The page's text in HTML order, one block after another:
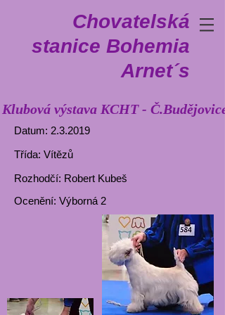
Chovatelská
stanice Bohemia
Arnet´s
Klubová výstava KCHT - Č.Budějovice
Datum: 2.3.2019
Třída: Vítězů
Rozhodčí: Robert Kubeš
Ocenění: Výborná 2